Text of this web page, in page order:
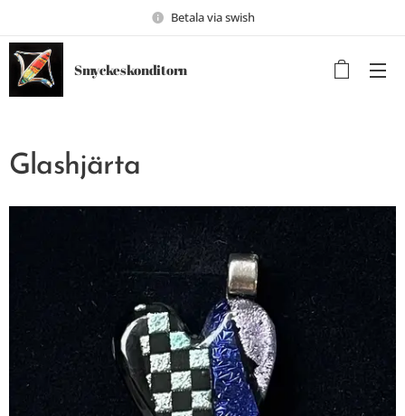
Betala via swish
Smyckeskonditorn
Glashjärta